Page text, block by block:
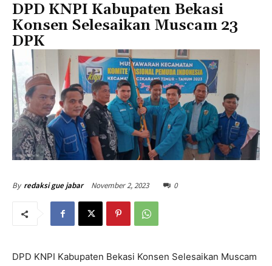
DPD KNPI Kabupaten Bekasi
Konsen Selesaikan Muscam 23
DPK
By redaksi gue jabar November 2, 2023 0
DPD KNPI Kabupaten Bekasi Konsen Selesaikan Muscam